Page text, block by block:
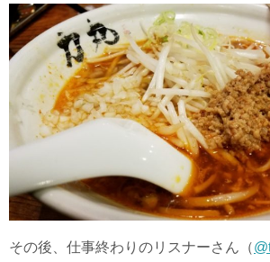
その後、仕事終わりのリスナーさん（